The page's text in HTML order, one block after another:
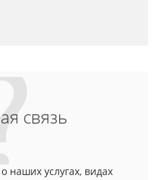
связь
наших услугах, видах